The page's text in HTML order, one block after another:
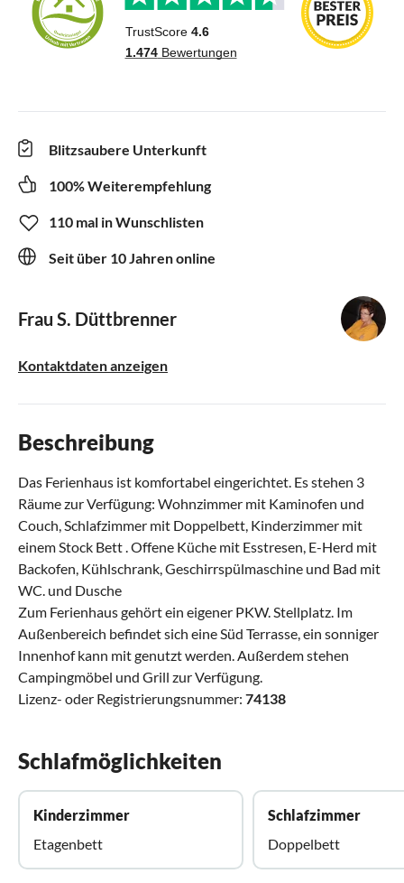
Blitzsaubere Unterkunft
100% Weiterempfehlung
110 mal in Wunschlisten
Seit über 10 Jahren online
Frau S. Düttbrenner
Kontaktdaten anzeigen
Beschreibung
Das Ferienhaus ist komfortabel eingerichtet. Es stehen 3
Räume zur Verfügung: Wohnzimmer mit Kaminofen und
Couch, Schlafzimmer mit Doppelbett, Kinderzimmer mit
einem Stock Bett . Offene Küche mit Esstresen, E-Herd mit
Backofen, Kühlschrank, Geschirrspülmaschine und Bad mit
WC. und Dusche
Zum Ferienhaus gehört ein eigener PKW. Stellplatz. Im
Außenbereich befindet sich eine Süd Terrasse, ein sonniger
Innenhof kann mit genutzt werden. Außerdem stehen
Campingmöbel und Grill zur Verfügung.
Lizenz- oder Registrierungsnummer: 74138
Schlafmöglichkeiten
Kinderzimmer
Etagenbett
Schlafzimmer
Doppelbett